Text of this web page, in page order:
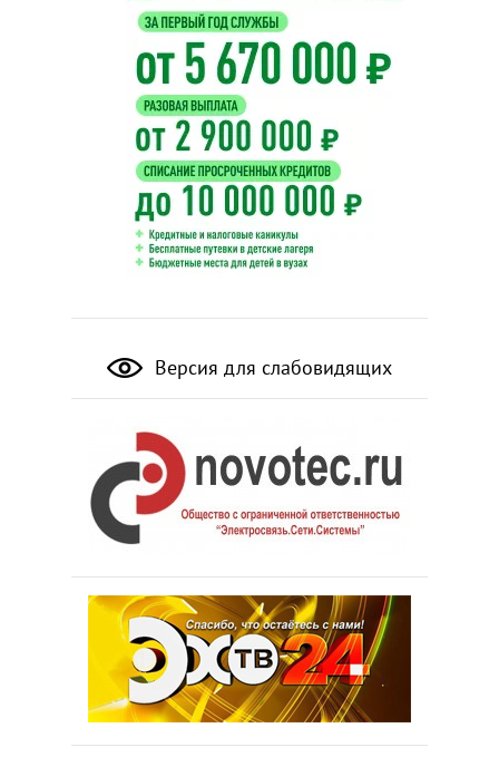
Версия для слабовидящих